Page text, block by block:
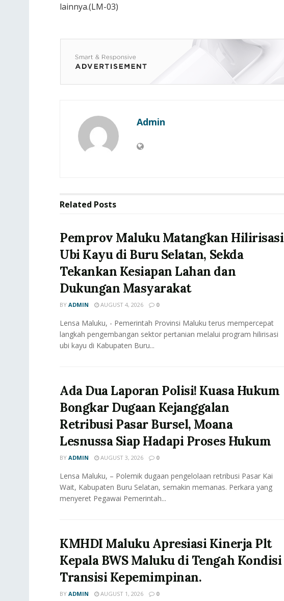
lainnya.(LM-03)
Admin
Related Posts
‎Pemprov Maluku Matangkan Hilirisasi
Ubi Kayu di Buru Selatan, Sekda
Tekankan Kesiapan Lahan dan
Dukungan Masyarakat
BY ADMIN AUGUST 4, 2026 0
Lensa Maluku, - ‎Pemerintah Provinsi Maluku terus mempercepat
langkah pengembangan sektor pertanian melalui program hilirisasi
ubi kayu di Kabupaten Buru...
Ada Dua Laporan Polisi! Kuasa Hukum
Bongkar Dugaan Kejanggalan
Retribusi Pasar Bursel, Moana
Lesnussa Siap Hadapi Proses Hukum
BY ADMIN AUGUST 3, 2026 0
Lensa Maluku, – Polemik dugaan pengelolaan retribusi Pasar Kai
Wait, Kabupaten Buru Selatan, semakin memanas. Perkara yang
menyeret Pegawai Pemerintah...
KMHDI Maluku Apresiasi Kinerja Plt
Kepala BWS Maluku di Tengah Kondisi
Transisi Kepemimpinan.
BY ADMIN AUGUST 1, 2026 0